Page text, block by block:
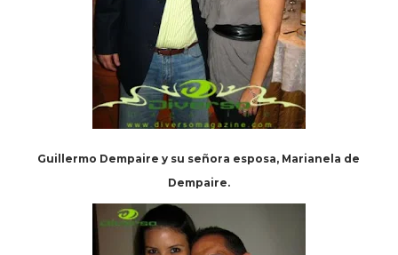
Guillermo Dempaire y su señora esposa, Marianela de
Dempaire.